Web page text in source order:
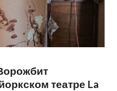
театре La